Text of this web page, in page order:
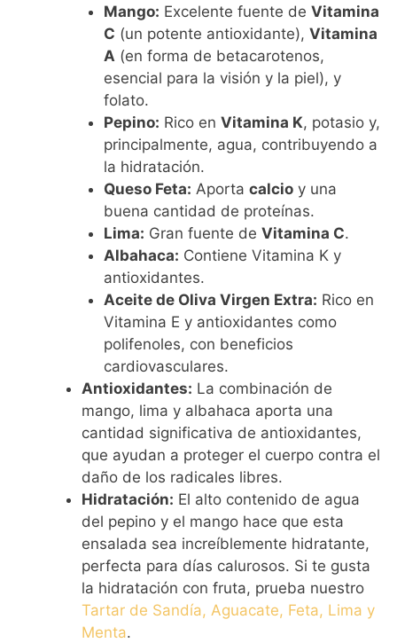
Mango: Excelente fuente deVitamina
C (un potente antioxidante),Vitamina
A (en forma de betacarotenos,
esencial para la visión y la piel), y
folato.
Pepino: Rico enVitamina K, potasio y,
principalmente, agua, contribuyendo a
la hidratación.
Queso Feta: Aportacalcio y una
buena cantidad de proteínas.
Lima: Gran fuente deVitamina C.
Albahaca: Contiene Vitamina K y
antioxidantes.
Aceite de Oliva Virgen Extra: Rico en
Vitamina E y antioxidantes como
polifenoles, con beneficios
cardiovasculares.
Antioxidantes: La combinación de
mango, lima y albahaca aporta una
cantidad significativa de antioxidantes,
que ayudan a proteger el cuerpo contra el
daño de los radicales libres.
Hidratación: El alto contenido de agua
del pepino y el mango hace que esta
ensalada sea increíblemente hidratante,
perfecta para días calurosos. Si te gusta
la hidratación con fruta, prueba nuestro
Tartar de Sandía, Aguacate, Feta, Lima y
Menta.